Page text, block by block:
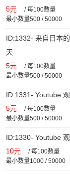
5元 /每100数量
最小数量500 / 50000
ID:1332- 来自日本
天
5元 /每100数量
最小数量500 / 50000
ID:1331- Youtube
5元 /每100数量
最小数量500 / 50000
ID:1330- Youtube
10元 /每100数量
最小数量1000 / 50000